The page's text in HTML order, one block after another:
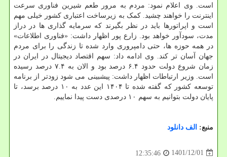
است. وی اعلام نمود: مردم به مرور طعم شیرین فناوری سرعت
اینترنت را خواهند چشید. کمک به زیرساخت اعتباری کشور خیلی مهم
است و اپراتورها باید در نظر بگیرند که سرمایه گذاری ها در دراز
مدت، سودآور خواهد بود. زارع پور اظهار داشت: «فناوری اطلاعات»
در همه حوزه ها، حتی دامپروری وارد شده تا زندگی را برای مردم
جهان آسان تر کند. وی ادامه داد: سهم اقتصاد دیجیتال در ایران در
زمان شروع دولت حدود ۶.۴ درصد بود و الان به ۷.۴ درصد رسیده
است. وزیر ارتباطات اظهار داشت: پیشبینی می شود زودتر از برنامه
توسعه کشور که گفته شده تا ۱۴۰۴ این عدد به ۱۰ درصد برسد، تا
پایان دولت بتوانیم به سهم ۱۰ درصدی دست پیدا نماییم.
منبع: الف دانلود
1401/12/01
12:35:46